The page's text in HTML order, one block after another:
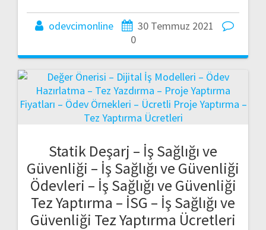
odevcimonline
30 Temmuz 2021
0
Statik Deşarj – İş Sağlığı ve
Güvenliği – İş Sağlığı ve Güvenliği
Ödevleri – İş Sağlığı ve Güvenliği
Tez Yaptırma – İSG – İş Sağlığı ve
Güvenliği Tez Yaptırma Ücretleri